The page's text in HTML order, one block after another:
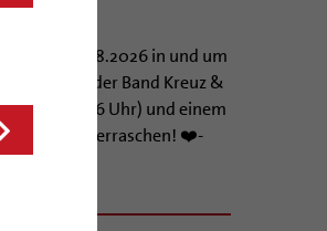
bis 29.8.2026 in und um
mit der Band Kreuz &
(16 Uhr) und einem
Kinder überraschen! ❤️-